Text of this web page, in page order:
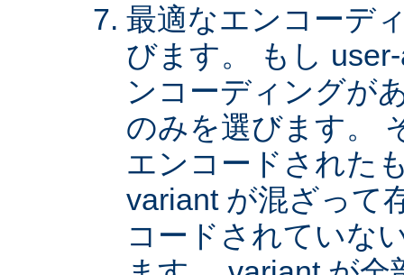
最適なエンコーデ
びます。 もし
ンコーディングが
のみを選びます。
エンコードされた
variant が混ざって
コードされていな